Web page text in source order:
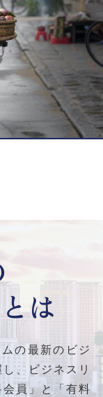
は
の最新のビジ
、ビジネスリ
会員」と「有料